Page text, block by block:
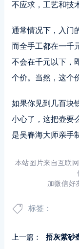
不应求，工艺和技
通常情况下，入门
而全手工都在一千
不会在千元以下，
个价。当然，这个
如果你见到几百块
小心了，这把壶要
是吴春海大师亲手
本站图片来自互联
加微信好
标签：
上一篇：
捂灰紫砂